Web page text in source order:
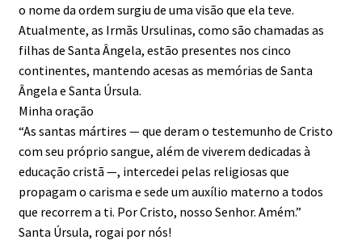
o nome da ordem surgiu de uma visão que ela teve.
Atualmente, as Irmãs Ursulinas, como são chamadas as
filhas de Santa Ângela, estão presentes nos cinco
continentes, mantendo acesas as memórias de Santa
Ângela e Santa Úrsula.
Minha oração
“As santas mártires — que deram o testemunho de Cristo
com seu próprio sangue, além de viverem dedicadas à
educação cristã —, intercedei pelas religiosas que
propagam o carisma e sede um auxílio materno a todos
que recorrem a ti. Por Cristo, nosso Senhor. Amém.”
Santa Úrsula, rogai por nós!